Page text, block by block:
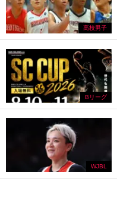
高校男子
Bリーグ
WJBL